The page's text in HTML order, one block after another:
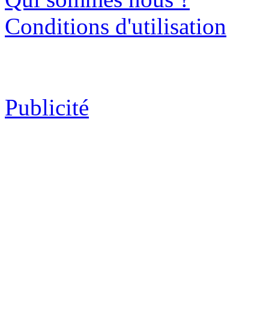
Conditions d'utilisation
Publicité